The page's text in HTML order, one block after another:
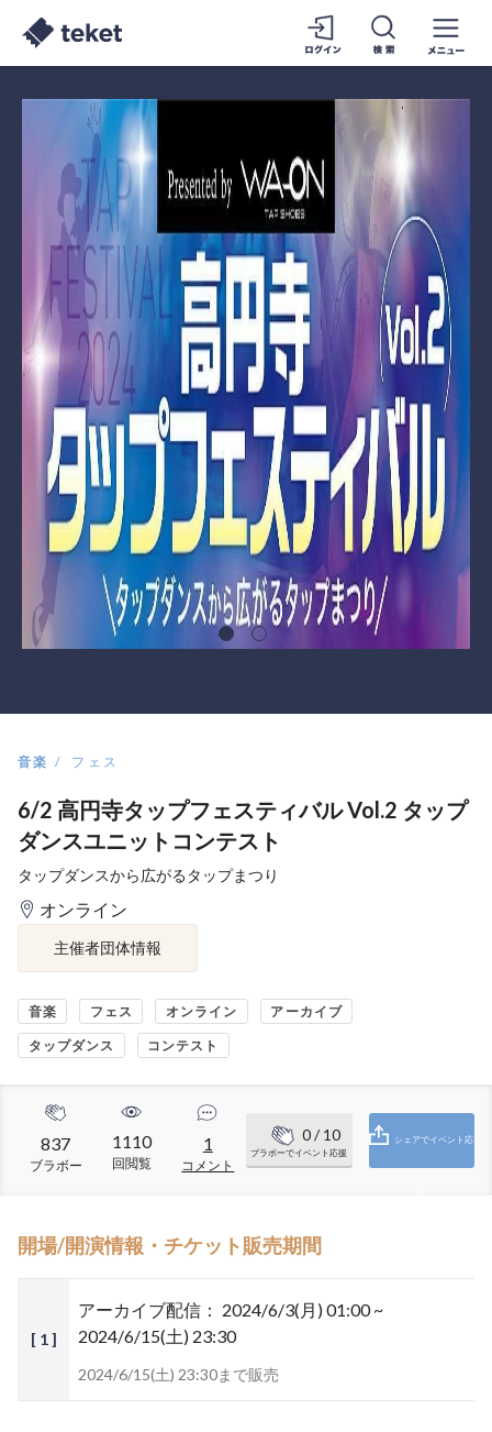
音楽 フェス
6/2 高円寺タップフェスティバル Vol.2 タップ
ダンスユニットコンテスト
タップダンスから広がるタップまつり
オンライン
主催者団体情報
音楽 フェス オンライン アーカイブ
タップダンス コンテスト
837
ブラボー
1110
回閲覧
1
コメント
0/ 10
ブラボーでイベント応援
シェアでイベント応
開場/開演情報・チケット販売期間
[ 1 ]
アーカイブ配信： 2024/6/3(月) 01:00 ~
2024/6/15(土) 23:30
2024/6/15(土) 23:30まで販売